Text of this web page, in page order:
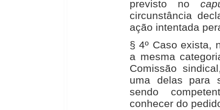
previsto no
circunstância
ação intentada
§ 4º Caso exista,
a mesma
Comissão
uma delas para
sendo
conhecer do